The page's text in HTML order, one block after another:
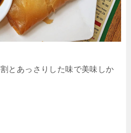
とあっさりした味で美味しか